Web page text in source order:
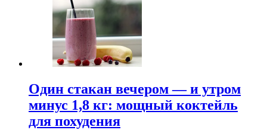
Один стакан вечером — и утром
минус 1,8 кг: мощный коктейль
для похудения